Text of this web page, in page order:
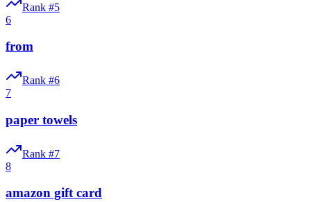
Rank #5
6
from
Rank #6
7
paper towels
Rank #7
8
amazon gift card